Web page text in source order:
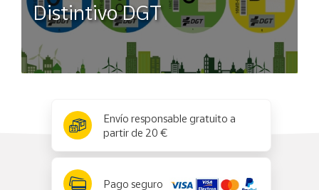
Distintivo DGT
Envío responsable gratuito a
partir de 20 €
Pago seguro